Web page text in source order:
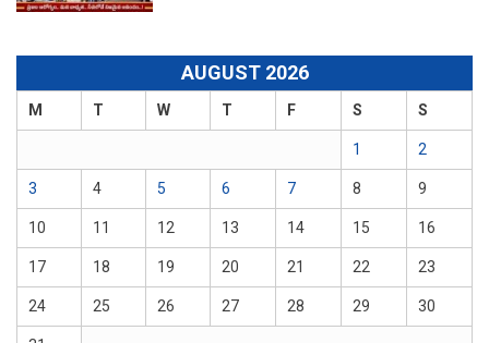
AUGUST 2026
M T W T F S S
1 2
3 4 5 6 7 8 9
10 11 12 13 14 15 16
17 18 19 20 21 22 23
24 25 26 27 28 29 30